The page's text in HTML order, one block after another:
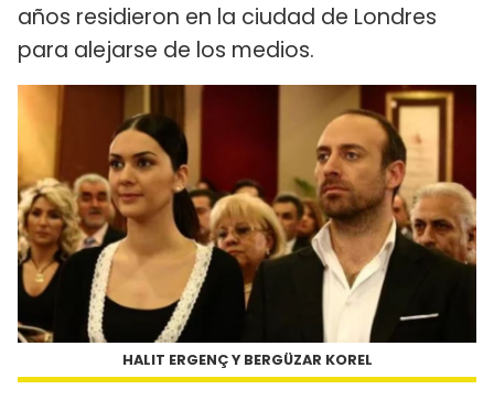
años residieron en la ciudad de Londres
para alejarse de los medios.
HALIT ERGENÇ Y BERGÜZAR KOREL